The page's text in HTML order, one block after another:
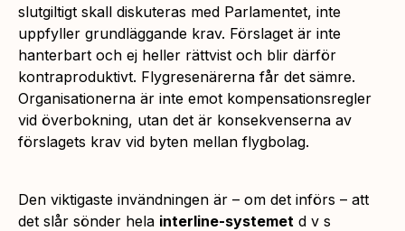
slutgiltigt skall diskuteras med Parlamentet, inte
uppfyller grundläggande krav. Förslaget är inte
hanterbart och ej heller rättvist och blir därför
kontraproduktivt. Flygresenärerna får det sämre.
Organisationerna är inte emot kompensationsregler
vid överbokning, utan det är konsekvenserna av
förslagets krav vid byten mellan flygbolag.
Den viktigaste invändningen är – om det införs – att
det slår sönder hela interline-systemet d v s